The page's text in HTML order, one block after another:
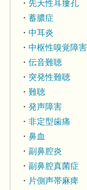
先天性耳瘻孔
蓄膿症
中耳炎
中枢性嗅覚障害
伝音難聴
突発性難聴
難聴
発声障害
非定型歯痛
鼻血
副鼻腔炎
副鼻腔真菌症
片側声帯麻痺